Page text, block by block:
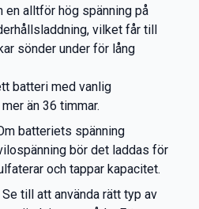
en alltför hög spänning på
vilket får till
sönder under för lång
batteri med vanlig
än 36 timmar.
batteriets spänning
bör det laddas för
och tappar kapacitet.
Se till att använda rätt typ av